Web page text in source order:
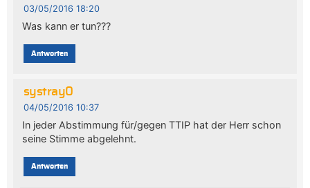
03/05/2016 18:20
Was kann er tun???
Antworten
systray0
04/05/2016 10:37
In jeder Abstimmung für/gegen TTIP hat der Herr schon
seine Stimme abgelehnt.
Antworten